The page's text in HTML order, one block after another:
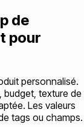
de
pour
personnalisé.
budget, texture de
Les valeurs
tags ou champs.